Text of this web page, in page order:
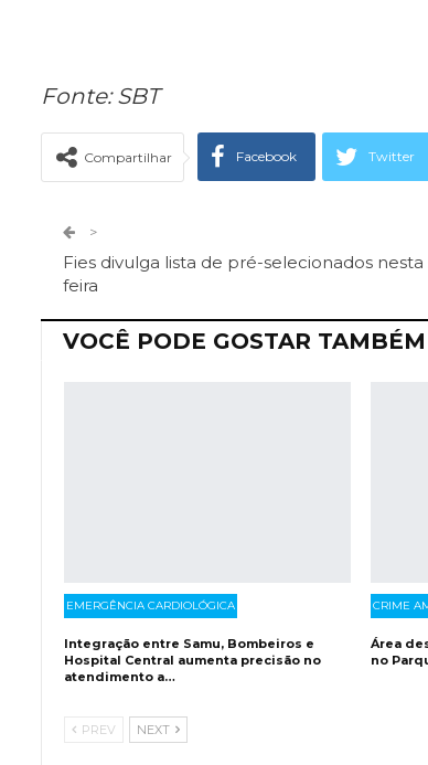
Fonte: SBT
Compartilhar Facebook Twitter
>
Fies divulga lista de pré-selecionados nesta
feira
VOCÊ PODE GOSTAR TAMBÉM
EMERGÊNCIA CARDIOLÓGICA
Integração entre Samu, Bombeiros e
Hospital Central aumenta precisão no
atendimento a…
CRIME
Área
no
PREV NEXT